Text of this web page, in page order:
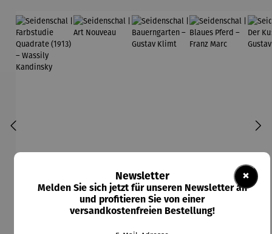
×
Newsletter
Melden Sie sich jetzt für unseren Newsletter an
und profitieren Sie von einer
versandkostenfreien Bestellung!